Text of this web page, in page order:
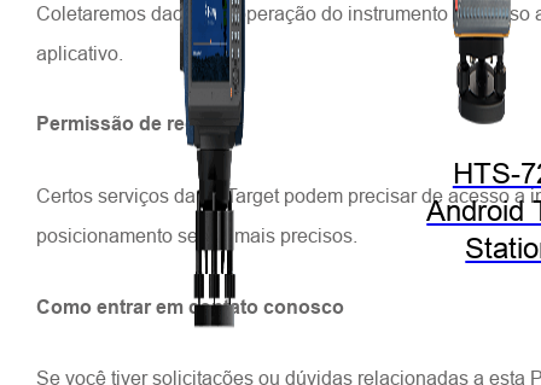
HTS-
Android
Coletaremos dados de operação do instrumento e
aplicativo.
Permissão de rede:
Certos serviços da Hi-Target podem precisar de acesso
posicionamento sejam mais precisos.
Como entrar em contato conosco
Se você tiver solicitações ou dúvidas relacionadas a esta